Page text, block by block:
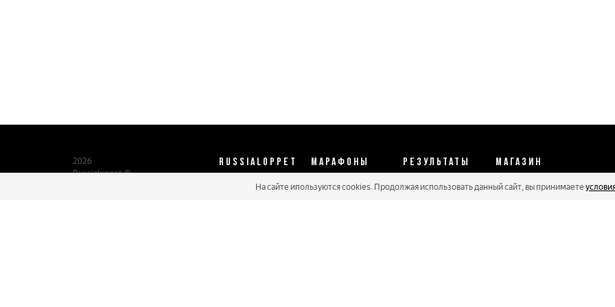
2026
Russialoppet ®
RUSSIALOPPET МАРАФОНЫ РЕЗУЛЬТАТЫ МАГАЗИН
Календарь 2026
Протоколы 2025
Реквизиты
На сайте ипользуются cookies. Продолжая использовать данный сайт, вы принимаете